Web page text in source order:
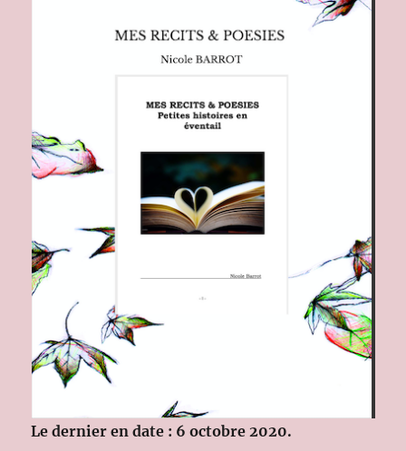
Le dernier en date : 6 octobre 2020.